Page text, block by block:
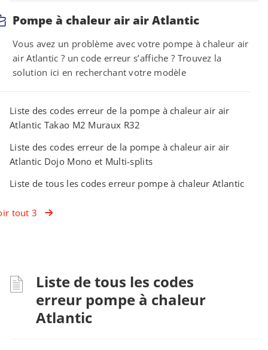
Pompe à chaleur air air Atlantic
Vous avez un problème avec votre pompe à chaleur air
air Atlantic ? un code erreur s’affiche ? Trouvez la
solution ici en recherchant votre modèle
Liste des codes erreur de la pompe à chaleur air air
Atlantic Takao M2 Muraux R32
Liste des codes erreur de la pompe à chaleur air air
Atlantic Dojo Mono et Multi-splits
Liste de tous les codes erreur pompe à chaleur Atlantic
tout 3
Liste de tous les codes
erreur pompe à chaleur
Atlantic